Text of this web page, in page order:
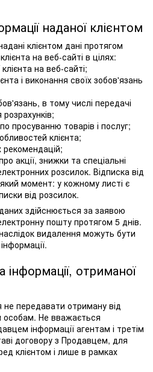
наданої клієнтом
клієнтом дані протягом
на веб-сайті в цілях:
на веб-сайті;
і виконання своїх зобов'язань
в тому числі передачі
просуванню товарів і послуг;
клієнта;
акції, знижки та спеціальні
розсилок. Відписка від
момент: у кожному листі є
від розсилок.
здійснюється за заявою
пошту протягом 5 днів.
видалення можуть бути
інформації, отриманої
передавати отриману від
особам. Не вважається
інформації агентам і третім
договору з Продавцем, для
клієнтом і лише в рамках